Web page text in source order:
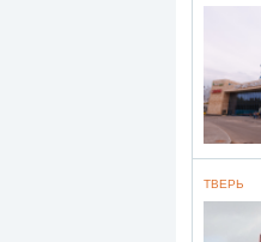
ТВЕРЬ